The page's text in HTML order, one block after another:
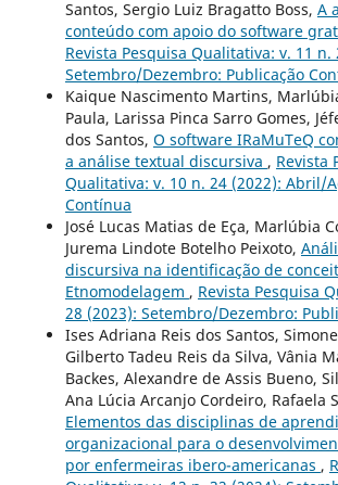
Santos, Sergio Luiz Bragatto Boss, A
conteúdo com apoio do software
Revista Pesquisa Qualitativa: v. 11 n.
Setembro/Dezembro: Publicação
Kaique Nascimento Martins,
Paula, Larissa Pinca Sarro Gomes,
dos Santos, O software IRaMuTeQ
a análise textual discursiva , Revista
Qualitativa: v. 10 n. 24 (2022): Abril/
Contínua
José Lucas Matias de Eça, Marlúbia
Jurema Lindote Botelho Peixoto,
discursiva na identificação de
Etnomodelagem , Revista Pesquisa
28 (2023): Setembro/Dezembro:
Ises Adriana Reis dos Santos,
Gilberto Tadeu Reis da Silva, Vânia
Backes, Alexandre de Assis Bueno,
Ana Lúcia Arcanjo Cordeiro, Rafaela
Elementos das disciplinas de
organizacional para o
por enfermeiras ibero-americanas ,